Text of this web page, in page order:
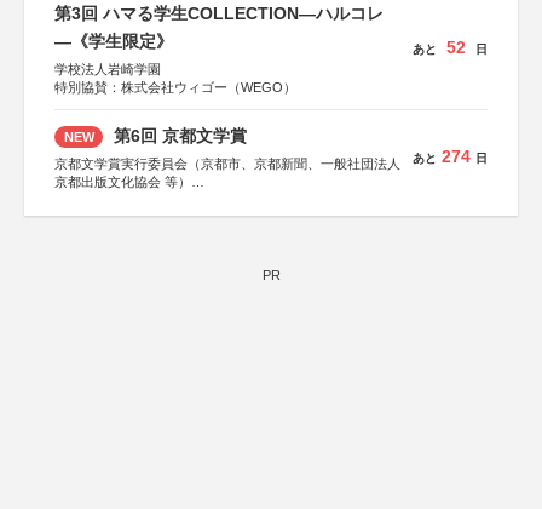
第3回 ハマる学生COLLECTION―ハルコレ
―《学生限定》
学校法人岩崎学園
特別協賛：株式会社ウィゴー（WEGO）
あと 52 日
NEW 第6回 京都文学賞
京都文学賞実行委員会（京都市、京都新聞、一般社団法人
京都出版文化協会 等）
KADOKAWA、河出書房新社、幻冬舎、講談社、光文社、
あと 274 日
PR